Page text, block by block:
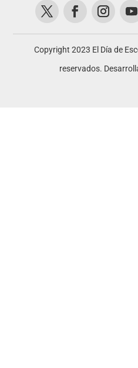
Copyright 2023 El Día de
reservados.